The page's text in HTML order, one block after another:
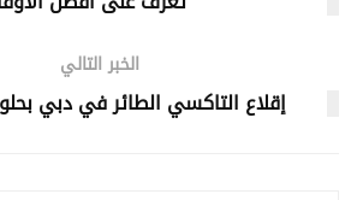
الخبر التالي
إقلاع التاكسي الطائر في دبي بحلول